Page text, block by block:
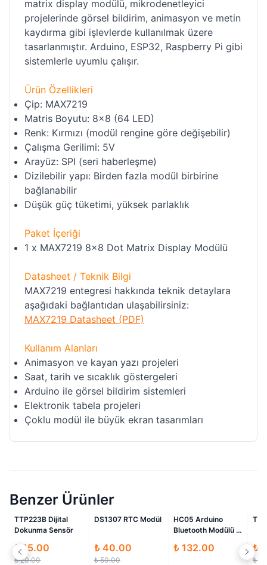
matrix display modülü, mikrodenetleyici
projelerinde görsel bildirim, animasyon ve metin
kaydırma gibi işlevlerde kullanılmak üzere
tasarlanmıştır. Arduino, ESP32, Raspberry Pi gibi
sistemlerle uyumlu çalışır.
Ürün Özellikleri
Çip: MAX7219
Matris Boyutu: 8x8 (64 LED)
Renk: Kırmızı (modül rengine göre değişebilir)
Çalışma Gerilimi: 5V
Arayüz: SPI (seri haberleşme)
Dizilebilir yapı: Birden fazla modül birbirine
bağlanabilir
Düşük güç tüketimi, yüksek parlaklık
Paket İçeriği
1 x MAX7219 8x8 Dot Matrix Display Modülü
Datasheet / Teknik Bilgi
MAX7219 entegresi hakkında teknik detaylara
aşağıdaki bağlantıdan ulaşabilirsiniz:
MAX7219 Datasheet (PDF)
Kullanım Alanları
Animasyon ve kayan yazı projeleri
Saat, tarih ve sıcaklık göstergeleri
Arduino ile görsel bildirim sistemleri
Elektronik tabela projeleri
Çoklu modül ile büyük ekran tasarımları
Benzer Ürünler
İndirimli
TTP223B Dijital
Dokunma Sensör
₺ 15.00
₺ 20.00
İndirimli
DS1307 RTC Modül
₺ 40.00
₺ 50.00
HC05 Arduino
Bluetooth Modülü 6
₺ 132.00
Tilt
₺
₺